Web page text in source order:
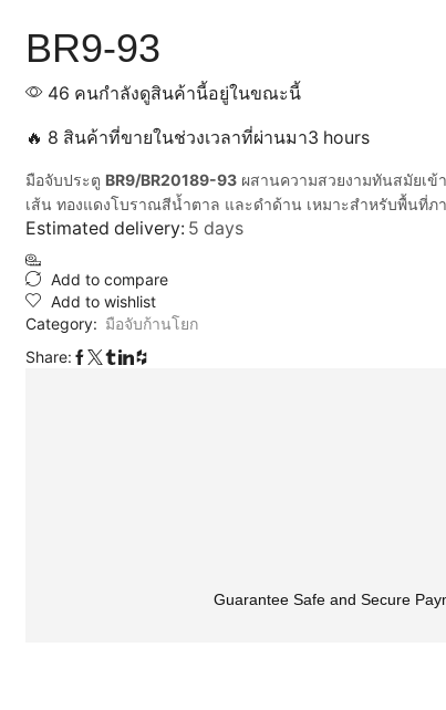
BR9-93
46 คนกำลังดูสินค้านี้อยู่ในขณะนี้
🔥 8 สินค้าที่ขายในช่วงเวลาที่ผ่านมา3 hours
มือจับประตู BR9/BR20189-93 ผสานความสวยงามทันสมัยเข้
เส้น ทองแดงโบราณสีน้ำตาล และดำด้าน เหมาะสำหรับพื้นที่ภ
Estimated delivery: 5 days
Add to compare
Add to wishlist
Category: มือจับก้านโยก
Share:
Guarantee Safe and Secure